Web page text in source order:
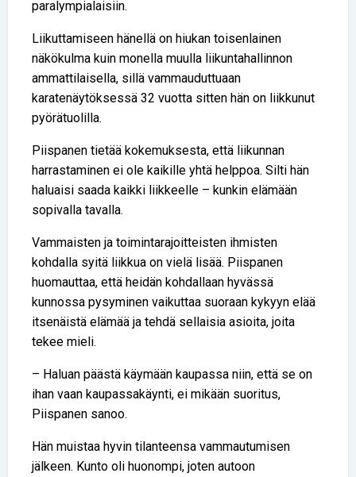
paralympialaisiin.
Liikuttamiseen hänellä on hiukan toisenlainen
näkökulma kuin monella muulla liikuntahallinnon
ammattilaisella, sillä vammauduttuaan
karatenäytöksessä 32 vuotta sitten hän on liikkunut
pyörätuolilla.
Piispanen tietää kokemuksesta, että liikunnan
harrastaminen ei ole kaikille yhtä helppoa. Silti hän
haluaisi saada kaikki liikkeelle – kunkin elämään
sopivalla tavalla.
Vammaisten ja toimintarajoitteisten ihmisten
kohdalla syitä liikkua on vielä lisää. Piispanen
huomauttaa, että heidän kohdallaan hyvässä
kunnossa pysyminen vaikuttaa suoraan kykyyn elää
itsenäistä elämää ja tehdä sellaisia asioita, joita
tekee mieli.
– Haluan päästä käymään kaupassa niin, että se on
ihan vaan kaupassakäynti, ei mikään suoritus,
Piispanen sanoo.
Hän muistaa hyvin tilanteensa vammautumisen
jälkeen. Kunto oli huonompi, joten autoon